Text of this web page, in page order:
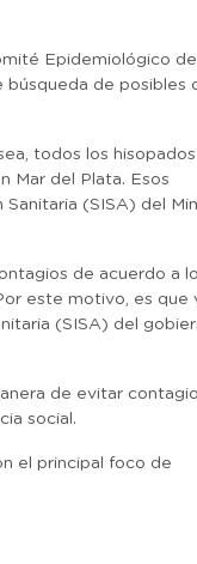
Epidemiológico
de posibles
todos los
Mar del Plata. Esos
(SISA) del
de acuerdo a
este motivo, es que
(SISA) del
de evitar
social.
el principal foco de